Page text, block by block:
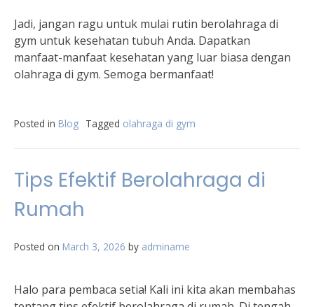
Jadi, jangan ragu untuk mulai rutin berolahraga di
gym untuk kesehatan tubuh Anda. Dapatkan
manfaat-manfaat kesehatan yang luar biasa dengan
olahraga di gym. Semoga bermanfaat!
Posted in Blog Tagged olahraga di gym
Tips Efektif Berolahraga di
Rumah
Posted on March 3, 2026 by adminame
Halo para pembaca setia! Kali ini kita akan membahas